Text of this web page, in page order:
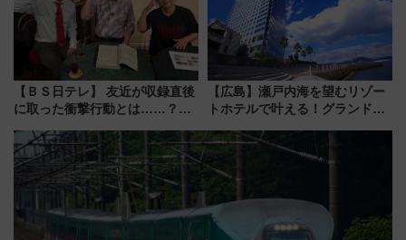
【ＢＳ日テレ】 友近が収録直後
に取った衝撃行動とは……？
で極上の夏祭り鉄道旅を放送
【広島】瀬戸内海を望むリゾー
トホテルで叶える！グランドプ
ディング＆カジュアルパーティ